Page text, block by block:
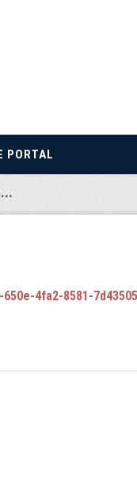
PORTAL
7d435055ce6c/